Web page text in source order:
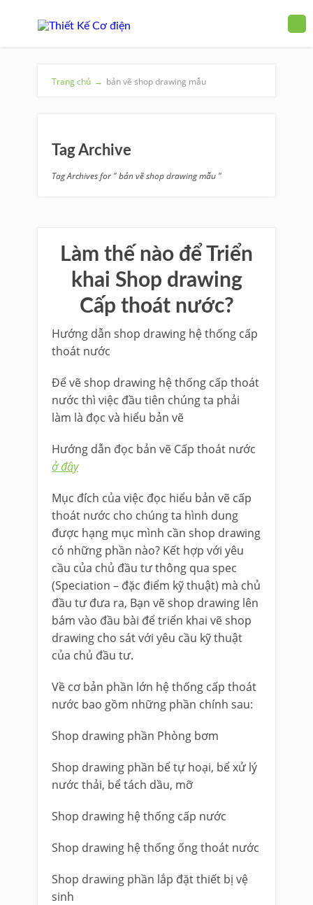
Trang chủ → bản vẽ shop drawing mẫu
Tag Archive
Tag Archives for " bản vẽ shop drawing mẫu "
Làm thế nào để Triển
khai Shop drawing
Cấp thoát nước?
Hướng dẫn shop drawing hệ thống cấp
thoát nước
Để vẽ shop drawing hệ thống cấp thoát
nước thì việc đầu tiên chúng ta phải
làm là đọc và hiểu bản vẽ
Hướng dẫn đọc bản vẽ Cấp thoát nước
ở đây
Mục đích của việc đọc hiểu bản vẽ cấp
thoát nước cho chúng ta hình dung
được hạng mục mình cần shop drawing
có những phần nào? Kết hợp với yêu
cầu của chủ đầu tư thông qua spec
(Speciation – đặc điểm kỹ thuật) mà chủ
đầu tư đưa ra, Bạn vẽ shop drawing lên
bám vào đầu bài để triển khai vẽ shop
drawing cho sát với yêu cầu kỹ thuật
của chủ đầu tư.
Về cơ bản phần lớn hệ thống cấp thoát
nước bao gồm những phần chính sau:
Shop drawing phần Phòng bơm
Shop drawing phần bể tự hoại, bể xử lý
nước thải, bể tách dầu, mỡ
Shop drawing hệ thống cấp nước
Shop drawing hệ thống ống thoát nước
Shop drawing phần lắp đặt thiết bị vệ
sinh